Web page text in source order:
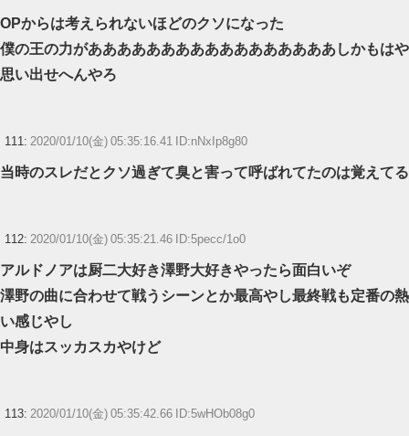
OPからは考えられないほどのクソになった
僕の王の力があああああああああああああああああしかもはや
思い出せへんやろ
111: 2020/01/10(金) 05:35:16.41 ID:nNxIp8g80
当時のスレだとクソ過ぎて臭と害って呼ばれてたのは覚えてる
112: 2020/01/10(金) 05:35:21.46 ID:5pecc/1o0
アルドノアは厨二大好き澤野大好きやったら面白いぞ
澤野の曲に合わせて戦うシーンとか最高やし最終戦も定番の熱
い感じやし
中身はスッカスカやけど
113: 2020/01/10(金) 05:35:42.66 ID:5wHOb08g0